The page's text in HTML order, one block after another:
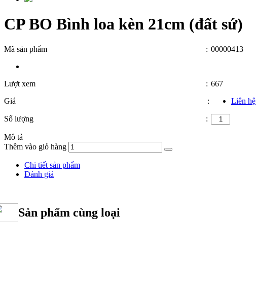
CP BO Bình loa kèn 21cm (đất sứ)
Mã sản phẩm : 00000413
Lượt xem : 667
Giá
: Liên hệ
Số lượng :
Mô tả
Thêm vào giỏ hàng
Chi tiết sản phẩm
Đánh giá
Sản phẩm cùng loại